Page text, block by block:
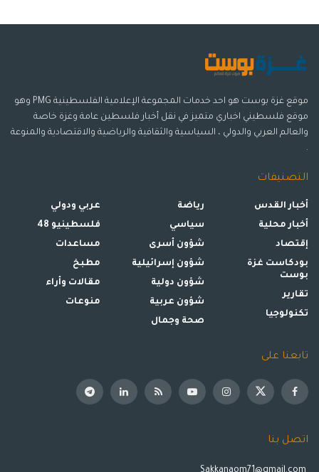
موقع غزة بوست هو احد خدمات المجموعة الإعلامية الفلسطينية PMG وهو
موقع فلسطيني اخباري متميز في نقل أخبار فلسطين عامة وغزة خاصة
والعالم العربي والدولي ، السياسية والثقافية والرياضية والاقتصادية والمنوعة
.
التصنيفات
أخبار القدس
أخبار محلية
إقتصاد
بودكاست غزة
بوست
تقارير
تكنولوجيا
رياضة
سياسي
شؤون أسرى
شؤون إسرائيلية
شؤون دولية
شؤون عربية
صحة وجمال
عربي ودولي
فلسطينيو 48
مساعدات
مطبخ
مقالات وأراء
منوعات
تابعنا على
اتصل بنا